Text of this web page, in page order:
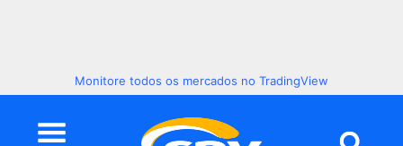
Monitore todos os mercados no TradingView